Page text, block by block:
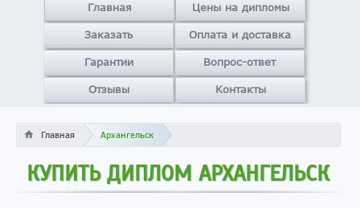
Главная Цены на дипломы
Заказать Оплата и доставка
Гарантии Вопрос-ответ
Отзывы Контакты
Главная Архангельск
КУПИТЬ ДИПЛОМ АРХАНГЕЛЬСК